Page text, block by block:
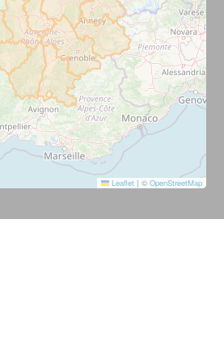
Leaflet | © OpenStreetMap